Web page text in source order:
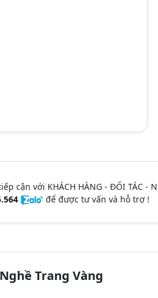
cận với KHÁCH HÀNG - ĐỐI TÁC -
để được tư vấn và hỗ trợ !
Trang Vàng